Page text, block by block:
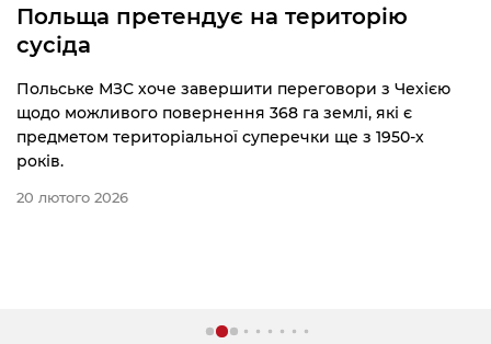
Польща претендує на територію
сусіда
Польське МЗС хоче завершити переговори з Чехією
щодо можливого повернення 368 га землі, які є
предметом територіальної суперечки ще з 1950-х
років.
20 лютого 2026